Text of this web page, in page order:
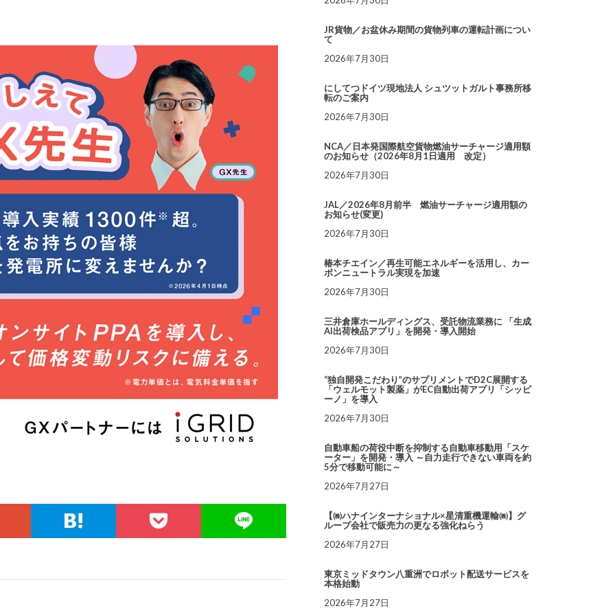
JR貨物／お盆休み期間の貨物列車の運転計画につい
て
2026年7月30日
にしてつドイツ現地法人 シュツットガルト事務所移
転のご案内
2026年7月30日
NCA／日本発国際航空貨物燃油サーチャージ適用額
のお知らせ（2026年8月1日適用 改定）
2026年7月30日
JAL／2026年8月前半 燃油サーチャージ適用額の
お知らせ(変更)
2026年7月30日
椿本チエイン／再生可能エネルギーを活用し、カー
ボンニュートラル実現を加速
2026年7月30日
三井倉庫ホールディングス、受託物流業務に 「生成
AI出荷検品アプリ」を開発・導入開始
2026年7月30日
“独自開発こだわり”のサプリメントでD2C展開する
「ウェルモット製薬」がEC自動出荷アプリ「シッピ
ーノ」を導入
2026年7月30日
自動車船の荷役中断を抑制する自動車移動用「スケ
ーター」を開発・導入 ～自力走行できない車両を約
5分で移動可能に～
2026年7月27日
【㈱ハナインターナショナル×星清重機運輸㈱】グ
ループ会社で販売力の更なる強化ねらう
2026年7月27日
東京ミッドタウン八重洲でロボット配送サービスを
本格始動
2026年7月27日